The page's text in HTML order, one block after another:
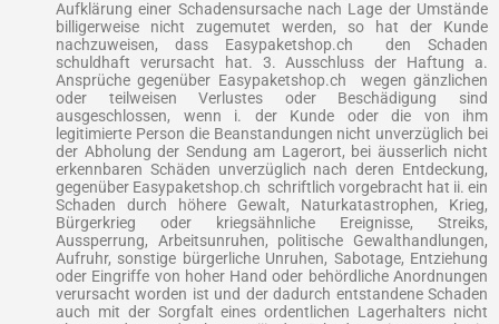
Aufklärung einer Schadensursache nach Lage der Umstände
billigerweise nicht zugemutet werden, so hat der Kunde
nachzuweisen, dass Easypaketshop.ch den Schaden
schuldhaft verursacht hat. 3. Ausschluss der Haftung a.
Ansprüche gegenüber Easypaketshop.ch wegen gänzlichen
oder teilweisen Verlustes oder Beschädigung sind
ausgeschlossen, wenn i. der Kunde oder die von ihm
legitimierte Person die Beanstandungen nicht unverzüglich bei
der Abholung der Sendung am Lagerort, bei äusserlich nicht
erkennbaren Schäden unverzüglich nach deren Entdeckung,
gegenüber Easypaketshop.ch schriftlich vorgebracht hat ii. ein
Schaden durch höhere Gewalt, Naturkatastrophen, Krieg,
Bürgerkrieg oder kriegsähnliche Ereignisse, Streiks,
Aussperrung, Arbeitsunruhen, politische Gewalthandlungen,
Aufruhr, sonstige bürgerliche Unruhen, Sabotage, Entziehung
oder Eingriffe von hoher Hand oder behördliche Anordnungen
verursacht worden ist und der dadurch entstandene Schaden
auch mit der Sorgfalt eines ordentlichen Lagerhalters nicht